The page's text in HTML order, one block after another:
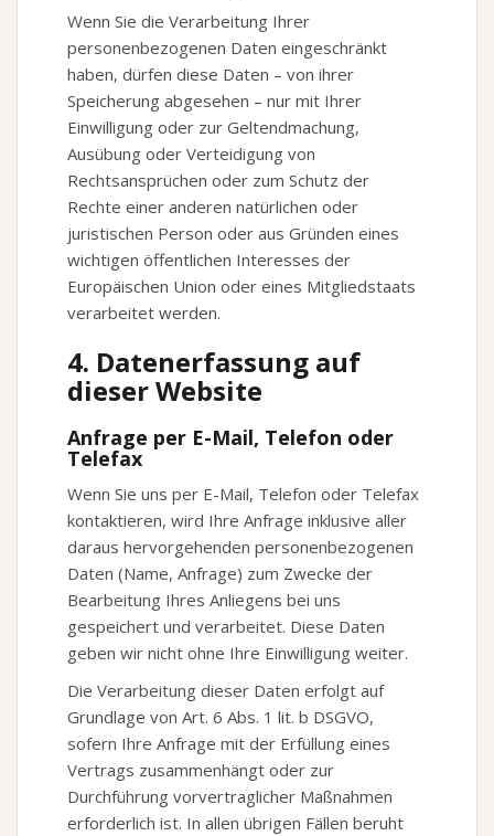
Wenn Sie die Verarbeitung Ihrer
personenbezogenen Daten eingeschränkt
haben, dürfen diese Daten – von ihrer
Speicherung abgesehen – nur mit Ihrer
Einwilligung oder zur Geltendmachung,
Ausübung oder Verteidigung von
Rechtsansprüchen oder zum Schutz der
Rechte einer anderen natürlichen oder
juristischen Person oder aus Gründen eines
wichtigen öffentlichen Interesses der
Europäischen Union oder eines Mitgliedstaats
verarbeitet werden.
4. Datenerfassung auf
dieser Website
Anfrage per E-Mail, Telefon oder
Telefax
Wenn Sie uns per E-Mail, Telefon oder Telefax
kontaktieren, wird Ihre Anfrage inklusive aller
daraus hervorgehenden personenbezogenen
Daten (Name, Anfrage) zum Zwecke der
Bearbeitung Ihres Anliegens bei uns
gespeichert und verarbeitet. Diese Daten
geben wir nicht ohne Ihre Einwilligung weiter.
Die Verarbeitung dieser Daten erfolgt auf
Grundlage von Art. 6 Abs. 1 lit. b DSGVO,
sofern Ihre Anfrage mit der Erfüllung eines
Vertrags zusammenhängt oder zur
Durchführung vorvertraglicher Maßnahmen
erforderlich ist. In allen übrigen Fällen beruht